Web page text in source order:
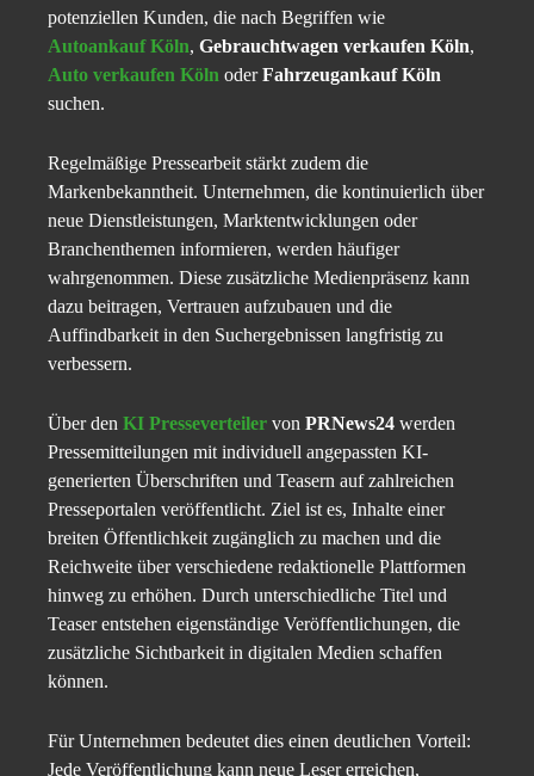
potenziellen Kunden, die nach Begriffen wie
Autoankauf Köln, Gebrauchtwagen verkaufen Köln,
Auto verkaufen Köln oderFahrzeugankauf Köln
suchen.
Regelmäßige Pressearbeit stärkt zudem die
Markenbekanntheit. Unternehmen, die kontinuierlich über
neue Dienstleistungen, Marktentwicklungen oder
Branchenthemen informieren, werden häufiger
wahrgenommen. Diese zusätzliche Medienpräsenz kann
dazu beitragen, Vertrauen aufzubauen und die
Auffindbarkeit in den Suchergebnissen langfristig zu
verbessern.
Über den KI Presseverteiler von PRNews24 werden
Pressemitteilungen mit individuell angepassten KI-
generierten Überschriften und Teasern auf zahlreichen
Presseportalen veröffentlicht. Ziel ist es, Inhalte einer
breiten Öffentlichkeit zugänglich zu machen und die
Reichweite über verschiedene redaktionelle Plattformen
hinweg zu erhöhen. Durch unterschiedliche Titel und
Teaser entstehen eigenständige Veröffentlichungen, die
zusätzliche Sichtbarkeit in digitalen Medien schaffen
können.
Für Unternehmen bedeutet dies einen deutlichen Vorteil:
Jede Veröffentlichung kann neue Leser erreichen,